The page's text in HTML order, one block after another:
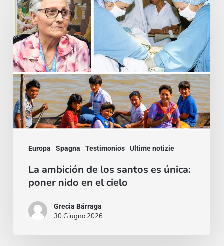
Europa Spagna Testimonios Ultime notizie
ambición
de
los
santos
es
única:
poner
nido
cieloLa ambición de los santos es única:
poner nido en el cielo
Grecia Bárraga
30 Giugno 2026